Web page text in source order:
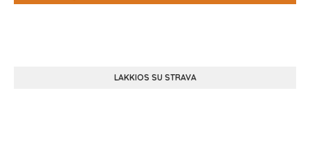
LAKKIOS SU STRAVA